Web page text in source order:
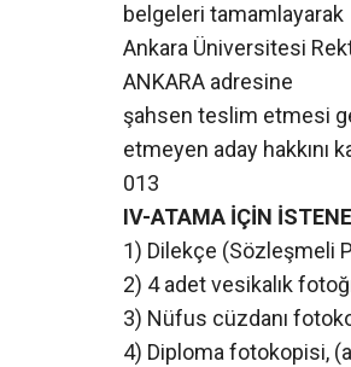
belgeleri tamamlayarak
Ankara Üniversitesi
ANKARA adresine
şahsen teslim etmesi
etmeyen aday hakkını
013
IV-ATAMA İÇİN
1) Dilekçe (Sözleşmeli
2) 4 adet vesikalık
3) Nüfus cüzdanı
4) Diploma fotokopisi,